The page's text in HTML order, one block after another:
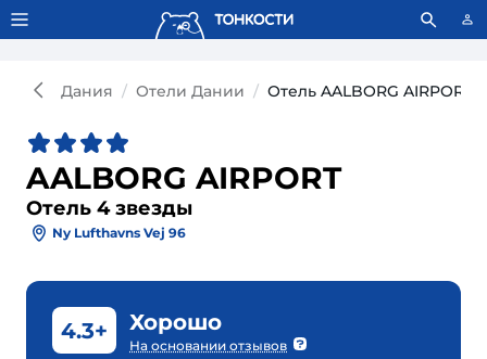
Тонкости используют сookie-файлы. Что это значит?
Дания Отели Дании Отель AALBORG AIRPORT
AALBORG AIRPORT
Отель 4 звезды
Ny Lufthavns Vej 96
4.3+ Хорошо
На основании отзывов